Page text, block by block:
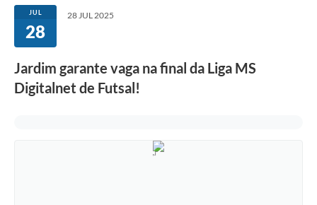
JUL
28
28 JUL 2025
Jardim garante vaga na final da Liga MS
Digitalnet de Futsal!